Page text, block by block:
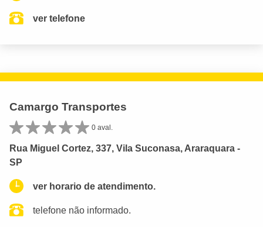
ver telefone
Camargo Transportes
0 aval.
Rua Miguel Cortez, 337, Vila Suconasa, Araraquara -
SP
ver horario de atendimento.
telefone não informado.